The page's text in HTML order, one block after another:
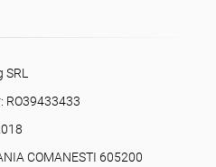
RO39433433
COMANESTI 605200